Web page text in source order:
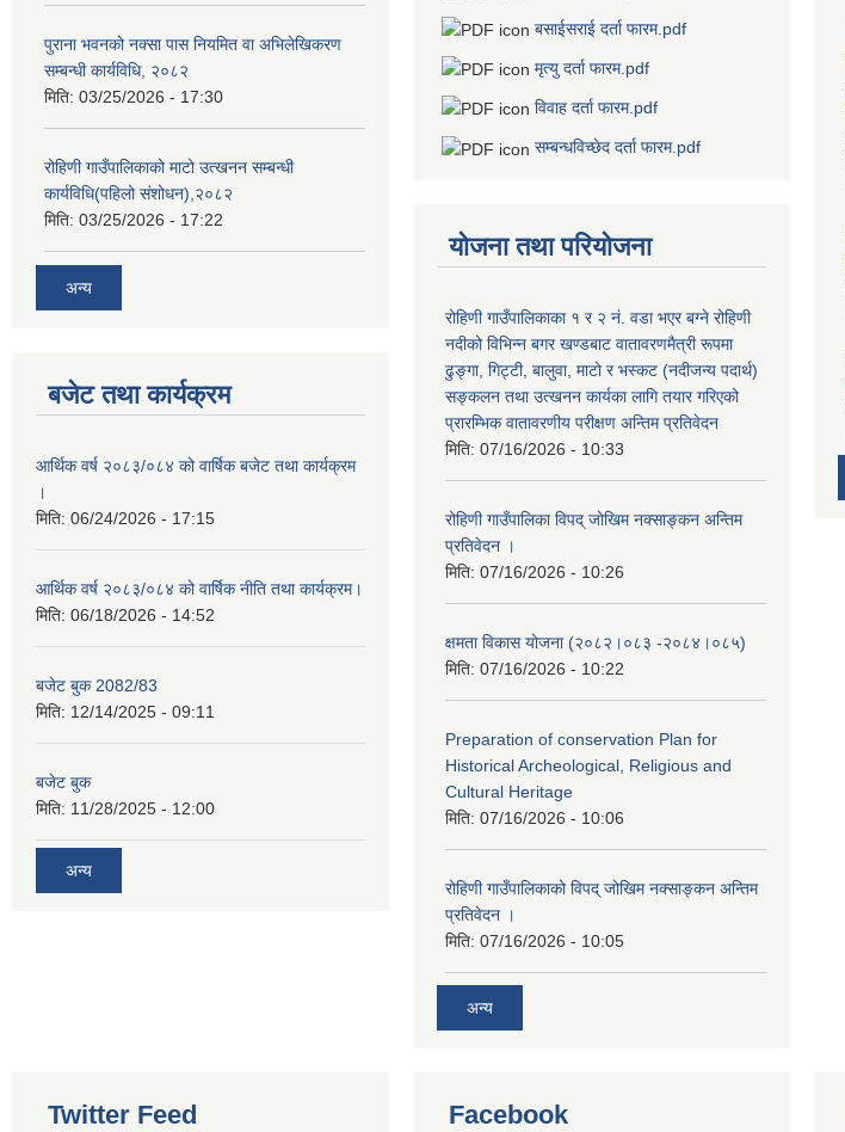
पुराना भवनको नक्सा पास नियमित वा अभिलेखिकरण
सम्बन्धी कार्यविधि, २०८२
मिति: 03/25/2026 - 17:30
रोहिणी गाउँपालिकाको माटो उत्खनन सम्बन्धी
कार्यविधि(पहिलो संशोधन),२०८२
मिति: 03/25/2026 - 17:22
अन्य
बजेट तथा कार्यक्रम
आर्थिक वर्ष २०८३/०८४ को वार्षिक बजेट तथा कार्यक्रम
।
मिति: 06/24/2026 - 17:15
आर्थिक वर्ष २०८३/०८४ को वार्षिक नीति तथा कार्यक्रम।
मिति: 06/18/2026 - 14:52
बजेट बुक 2082/83
मिति: 12/14/2025 - 09:11
बजेट बुक
मिति: 11/28/2025 - 12:00
अन्य
बसाईसराई दर्ता फारम.pdf
मृत्यु दर्ता फारम.pdf
विवाह दर्ता फारम.pdf
सम्बन्धविच्छेद दर्ता फारम.pdf
योजना तथा परियोजना
रोहिणी गाउँपालिकाका १ र २ नं. वडा भएर बग्ने रोहिणी
नदीको विभिन्न बगर खण्डबाट वातावरणमैत्री रूपमा
ढुङ्गा, गिट्टी, बालुवा, माटो र भस्कट (नदीजन्य पदार्थ)
सङ्कलन तथा उत्खनन कार्यका लागि तयार गरिएको
प्रारम्भिक वातावरणीय परीक्षण अन्तिम प्रतिवेदन
मिति: 07/16/2026 - 10:33
रोहिणी गाउँपालिका विपद् जोखिम नक्साङ्कन अन्तिम
प्रतिवेदन ।
मिति: 07/16/2026 - 10:26
क्षमता विकास योजना (२०८२।०८३‍ -२०८४।०८५)
मिति: 07/16/2026 - 10:22
Preparation of conservation Plan for
Historical Archeological, Religious and
Cultural Heritage
मिति: 07/16/2026 - 10:06
रोहिणी गाउँपालिकाको विपद् जोखिम नक्साङ्कन अन्तिम
प्रतिवेदन ।
मिति: 07/16/2026 - 10:05
अन्य
Twitter Feed Facebook